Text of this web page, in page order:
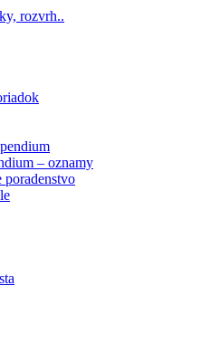
rozvrh..
– oznamy